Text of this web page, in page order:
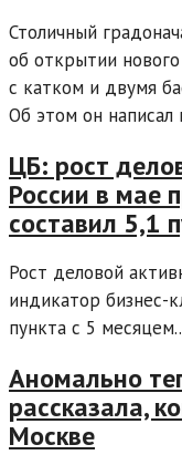
Столичный
об открытии
с катком и двумя
Об этом он написал
ЦБ: рост
России в мае
составил 5,1
Рост деловой
индикатор бизнес-
пункта с 5
Аномально
рассказала,
Москве